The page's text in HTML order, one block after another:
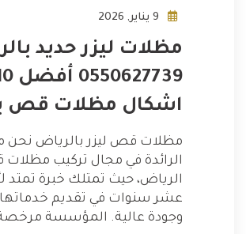
مظلات ليزر حديد
اشكال مظلات قص
مظلات قص ليزر بالرياض
الرائدة في مجال تركيب مظلات
الرياض، حيث تمتلك خبرة تمتد
عشر سنوات في تقديم خدماتها
وجودة عالية. المؤسسة